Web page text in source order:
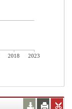
2018
2023